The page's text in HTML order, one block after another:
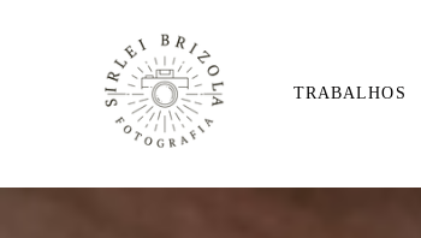
TRABALHOS